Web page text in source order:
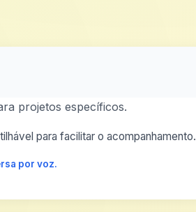
projetos específicos.
para facilitar o acompanhamento.
por voz.